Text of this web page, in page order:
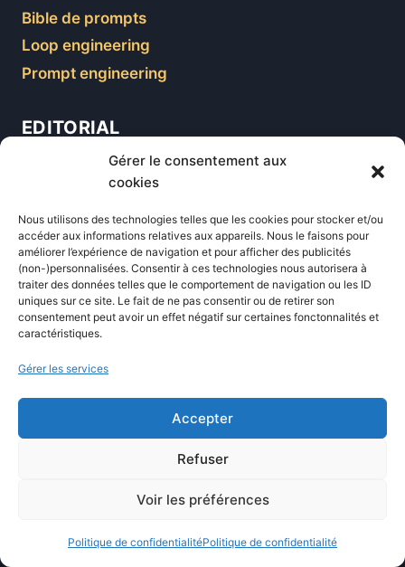
Gérer le consentement aux
cookies
Nous utilisons des technologies telles que les cookies pour stocker et/ou
accéder aux informations relatives aux appareils. Nous le faisons pour
améliorer l’expérience de navigation et pour afficher des publicités
(non-)personnalisées. Consentir à ces technologies nous autorisera à
traiter des données telles que le comportement de navigation ou les ID
uniques sur ce site. Le fait de ne pas consentir ou de retirer son
consentement peut avoir un effet négatif sur certaines fonctonnalités et
caractéristiques.
Gérer les services
Accepter
Refuser
Voir les préférences
Politique de confidentialitéPolitique de confidentialité
Bible de prompts
Loop engineering
Prompt engineering
EDITORIAL
Formations
Newsletter
Équipe éditoriale
Politique éditoriale
Méthodologie de test
Transparence et affiliation
CritiquePlus dans les médias
Contactez-nous
À propos de CritiquePlus